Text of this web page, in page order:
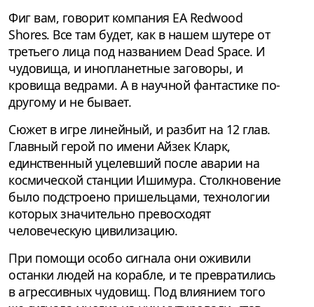
Фиг вам, говорит компания EA Redwood
Shores. Все там будет, как в нашем шутере от
третьего лица под названием Dead Space. И
чудовища, и инопланетные заговоры, и
кровища ведрами. А в научной фантастике по-
другому и не бывает.
Сюжет в игре линейный, и разбит на 12 глав.
Главный герой по имени Айзек Кларк,
единственный уцелевший после аварии на
космической станции Ишимура. Столкновение
было подстроено пришельцами, технологии
которых значительно превосходят
человеческую цивилизацию.
При помощи особо сигнала они оживили
останки людей на корабле, и те превратились
в агрессивных чудовищ. Под влиянием того